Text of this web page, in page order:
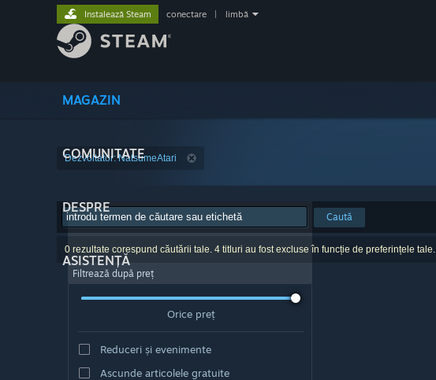
MAGAZIN
COMUNITATE
DESPRE
ASISTENȚĂ
Instalează Steam conectare limbă
Dezvoltator: NatsumeAtari
Caută
0 rezultate corespund căutării tale. 4 titluri au fost excluse în funcție de preferințele tale.
Filtrează după preț
Orice preț
Reduceri și evenimente
Ascunde articolele gratuite